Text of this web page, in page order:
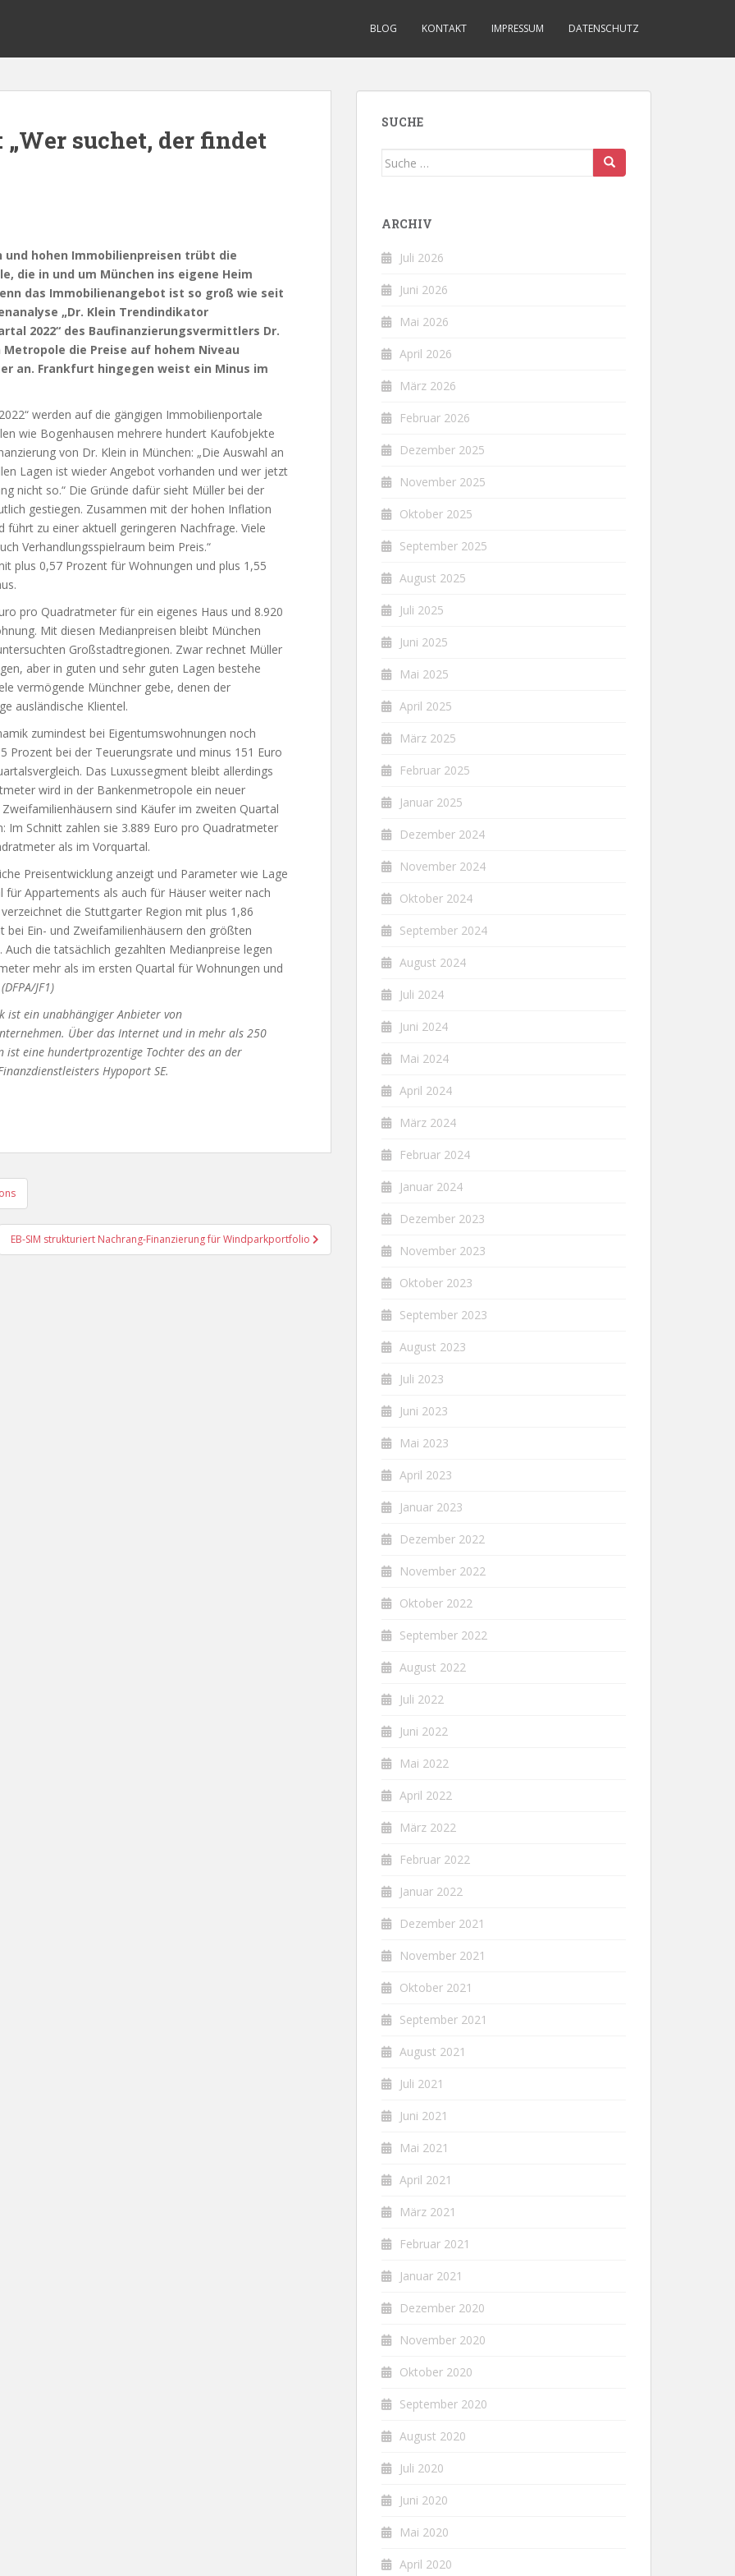
BLOG KONTAKT IMPRESSUM DATENSCHUTZ
suchet, der findet
hohen Immobilienpreisen trübt die
die in und um München ins eigene Heim
das Immobilienangebot ist so groß wie seit
„Dr. Klein Trendindikator
2022“ des Baufinanzierungsvermittlers Dr.
die Preise auf hohem Niveau
an. Frankfurt hingegen weist ein Minus im
werden auf die gängigen Immobilienportale
wie Bogenhausen mehrere hundert Kaufobjekte
von Dr. Klein in München: „Die Auswahl an
Lagen ist wieder Angebot vorhanden und wer jetzt
nicht so.“ Die Gründe dafür sieht Müller bei der
gestiegen. Zusammen mit der hohen Inflation
zu einer aktuell geringeren Nachfrage. Viele
Verhandlungsspielraum beim Preis.“
plus 0,57 Prozent für Wohnungen und plus 1,55
pro Quadratmeter für ein eigenes Haus und 8.920
Mit diesen Medianpreisen bleibt München
Großstadtregionen. Zwar rechnet Müller
aber in guten und sehr guten Lagen bestehe
vermögende Münchner gebe, denen der
ausländische Klientel.
zumindest bei Eigentumswohnungen noch
Prozent bei der Teuerungsrate und minus 151 Euro
Das Luxussegment bleibt allerdings
wird in der Bankenmetropole ein neuer
sind Käufer im zweiten Quartal
Im Schnitt zahlen sie 3.889 Euro pro Quadratmeter
als im Vorquartal.
Preisentwicklung anzeigt und Parameter wie Lage
Appartements als auch für Häuser weiter nach
die Stuttgarter Region mit plus 1,86
bei Ein- und Zweifamilienhäusern den größten
die tatsächlich gezahlten Medianpreise legen
mehr als im ersten Quartal für Wohnungen und
(DFPA/JF1)
ist ein unabhängiger Anbieter von
Über das Internet und in mehr als 250
eine hundertprozentige Tochter des an der
Hypoport SE.
EB-SIM strukturiert Nachrang-Finanzierung für Windparkportfolio
SUCHE
Suche
ARCHIV
Juli 2026
Juni 2026
Mai 2026
April 2026
März 2026
Februar 2026
Dezember 2025
November 2025
Oktober 2025
September 2025
August 2025
Juli 2025
Juni 2025
Mai 2025
April 2025
März 2025
Februar 2025
Januar 2025
Dezember 2024
November 2024
Oktober 2024
September 2024
August 2024
Juli 2024
Juni 2024
Mai 2024
April 2024
März 2024
Februar 2024
Januar 2024
Dezember 2023
November 2023
Oktober 2023
September 2023
August 2023
Juli 2023
Juni 2023
Mai 2023
April 2023
Januar 2023
Dezember 2022
November 2022
Oktober 2022
September 2022
August 2022
Juli 2022
Juni 2022
Mai 2022
April 2022
März 2022
Februar 2022
Januar 2022
Dezember 2021
November 2021
Oktober 2021
September 2021
August 2021
Juli 2021
Juni 2021
Mai 2021
April 2021
März 2021
Februar 2021
Januar 2021
Dezember 2020
November 2020
Oktober 2020
September 2020
August 2020
Juli 2020
Juni 2020
Mai 2020
April 2020